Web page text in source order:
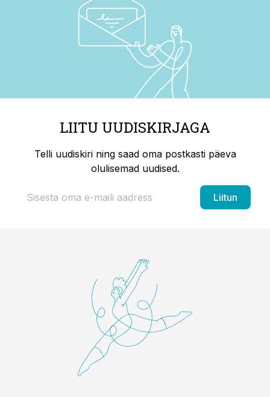
LIITU UUDISKIRJAGA
Telli uudiskiri ning saad oma postkasti päeva
olulisemad uudised.
Liitun